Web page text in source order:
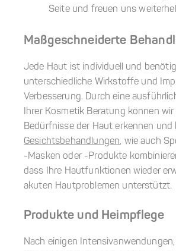
Seite und freuen uns
Maßgeschneiderte
Jede Haut ist individuell und
unterschiedliche Wirkstoffe und
Verbesserung. Durch eine
Ihrer Kosmetik Beratung können wir
Bedürfnisse der Haut erkennen
Gesichtsbehandlungen, wie auch
-Masken oder -Produkte
dass Ihre Hautfunktionen wieder
akuten Hautproblemen unterstützt.
Produkte und Heimpflege
Nach einigen